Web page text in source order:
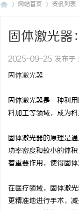
网站首页 资讯列表
固体激光器
2025-09-25 发布于
固体激光器
固体激光器是一种利
料加工等领域，成为
固体激光器的原理是
功率密度和较小的体
着重要作用，使得固
在医疗领域，固体激
更精准地进行手术，